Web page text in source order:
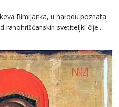
Rimljanka, u narodu poznata
ranohrišćanskih svetiteljki čije...